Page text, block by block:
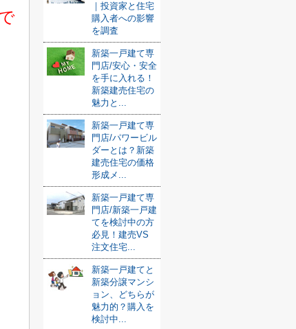
｜投資家と住宅
購入者への影響
を調査
新築一戸建て専
門店/安心・安全
を手に入れる！
新築建売住宅の
魅力と...
新築一戸建て専
門店/パワービル
ダーとは？新築
建売住宅の価格
形成メ...
新築一戸建て専
門店/新築一戸建
てを検討中の方
必見！建売VS
注文住宅...
新築一戸建てと
新築分譲マンシ
ョン、どちらが
魅力的？購入を
検討中...